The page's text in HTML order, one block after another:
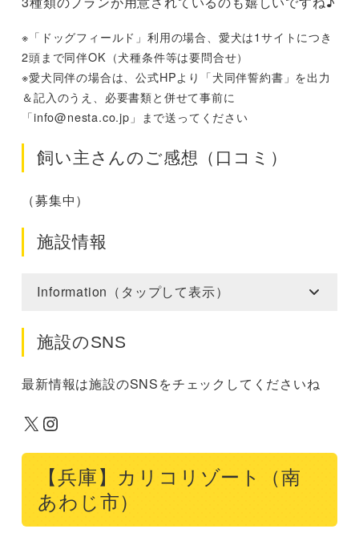
※「ドッグフィールド」利用の場合、愛犬は1サイトにつき
2頭まで同伴OK（犬種条件等は要問合せ）
※愛犬同伴の場合は、公式HPより「犬同伴誓約書」を出力
＆記入のうえ、必要書類と併せて事前に
「info@nesta.co.jp 」まで送ってください
飼い主さんのご感想（口コミ）
（募集中）
施設情報
Information（タップして表示）
施設のSNS
最新情報は施設のSNSをチェックしてくださいね
X Instagram
【兵庫】カリコリゾート（南
あわじ市）